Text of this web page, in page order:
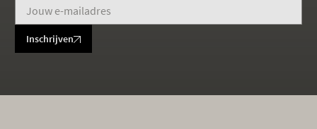
Inschrijven